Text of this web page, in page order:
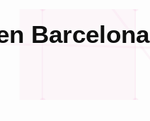
Barcelona